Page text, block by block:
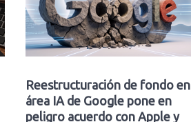
Reestructuración de fondo en
área IA de Google pone en
peligro acuerdo con Apple y